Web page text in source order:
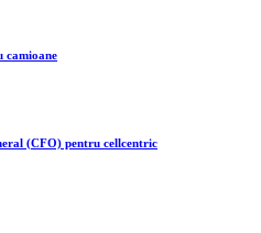
camioane
(CFO) pentru cellcentric